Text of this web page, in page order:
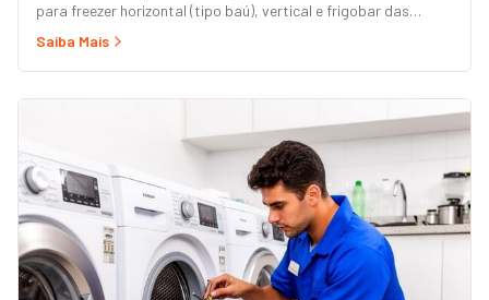
para freezer horizontal (tipo baú), vertical e frigobar das
marcas Brastemp, Consul, Electrolux, Esmaltec, Philco e
de restaurante, padaria ou mercado, veja nossa página de
Freezer Comercial.)
Saiba Mais